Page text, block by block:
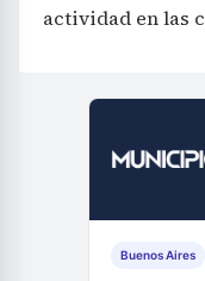
actividad en las
Buenos Aires